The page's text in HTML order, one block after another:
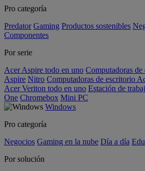
Pro categoría
Predator Gaming Productos sostenibles
Componentes
Por serie
Acer Aspire todo en uno Computadoras
Aspire Nitro Computadoras de escritorio
Acer Veriton todo en uno Estación de
One Chromebox Mini PC
Windows
Pro categoría
Negocios Gaming en la nube Día a día
Por solución